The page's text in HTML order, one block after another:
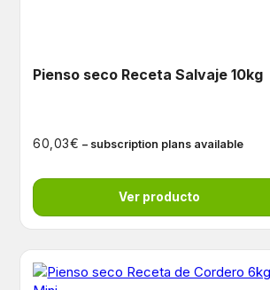
Pienso seco Receta Salvaje 10kg
60,03€ – subscription plans available
Ver producto